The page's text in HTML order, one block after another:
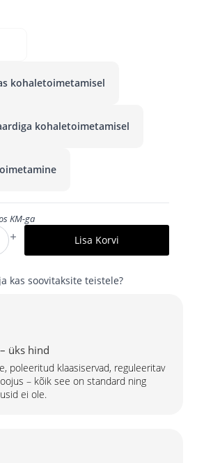
kohaletoimetamisel
kohaletoimetamisel
KM-ga
Lisa Korvi
kas soovitaksite teistele?
üks hind
poleeritud klaasiservad, reguleeritav
– kõik see on standard ning
ei ole.